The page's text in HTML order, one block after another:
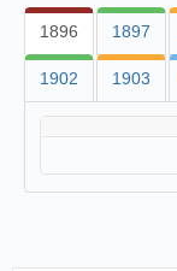
1896 1897
1902 1903